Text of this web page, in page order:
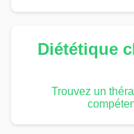
Diététique
Trouvez un